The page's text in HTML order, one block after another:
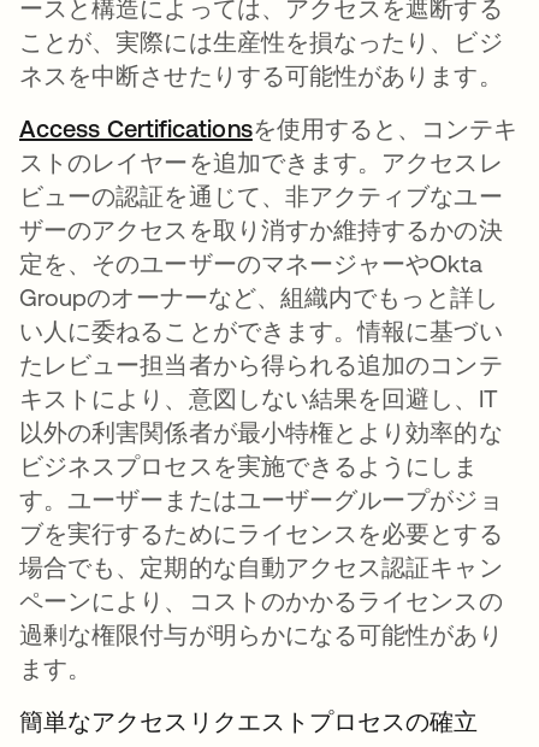
ースと構造によっては、アクセスを遮断する
ことが、実際には生産性を損なったり、ビジ
ネスを中断させたりする可能性があります。
Access Certifications新しいタブで開く
を使用すると、コンテキ
ストのレイヤーを追加できます。アクセスレ
ビューの認証を通じて、非アクティブなユー
ザーのアクセスを取り消すか維持するかの決
定を、そのユーザーのマネージャーやOkta
Groupのオーナーなど、組織内でもっと詳し
い人に委ねることができます。情報に基づい
たレビュー担当者から得られる追加のコンテ
キストにより、意図しない結果を回避し、IT
以外の利害関係者が最小特権とより効率的な
ビジネスプロセスを実施できるようにしま
す。ユーザーまたはユーザーグループがジョ
ブを実行するためにライセンスを必要とする
場合でも、定期的な自動アクセス認証キャン
ペーンにより、コストのかかるライセンスの
過剰な権限付与が明らかになる可能性があり
ます。
簡単なアクセスリクエストプロセスの確立